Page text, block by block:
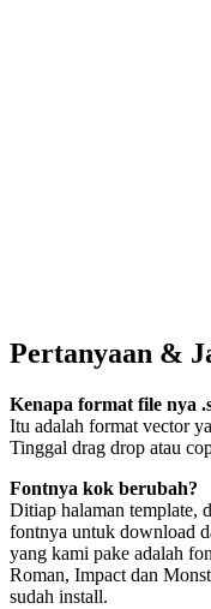
Pertanyaan &
Kenapa format file nya
Itu adalah format vector
Tinggal drag drop atau
Fontnya kok berubah?
Ditiap halaman template,
fontnya untuk download
yang kami pake adalah
Roman, Impact dan
sudah install.